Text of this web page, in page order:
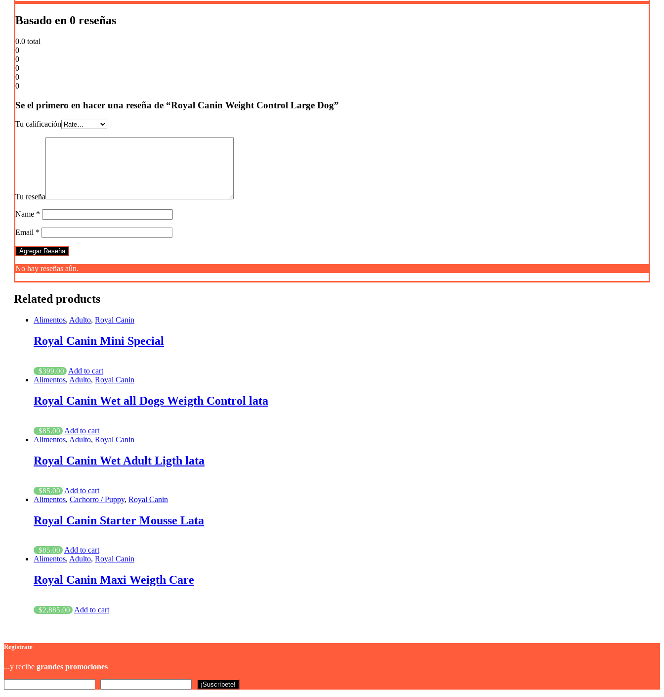
Basado en 0 reseñas
0.0 total
0
0
0
0
0
Se el primero en hacer una reseña de “Royal Canin Weight Control Large Dog”
Tu calificación
Tu reseña
Name *
Email *
No hay reseñas aûn.
Related products
Alimentos, Adulto, Royal Canin
Royal Canin Mini Special
$399.00
Add to cart
Alimentos, Adulto, Royal Canin
Royal Canin Wet all Dogs Weigth Control lata
$85.00
Add to cart
Alimentos, Adulto, Royal Canin
Royal Canin Wet Adult Ligth lata
$85.00
Add to cart
Alimentos, Cachorro / Puppy, Royal Canin
Royal Canin Starter Mousse Lata
$85.00 Add to cart
Alimentos, Adulto, Royal Canin
Royal Canin Maxi Weigth Care
$2,885.00 Add to cart
Registrate
...y recibe grandes promociones